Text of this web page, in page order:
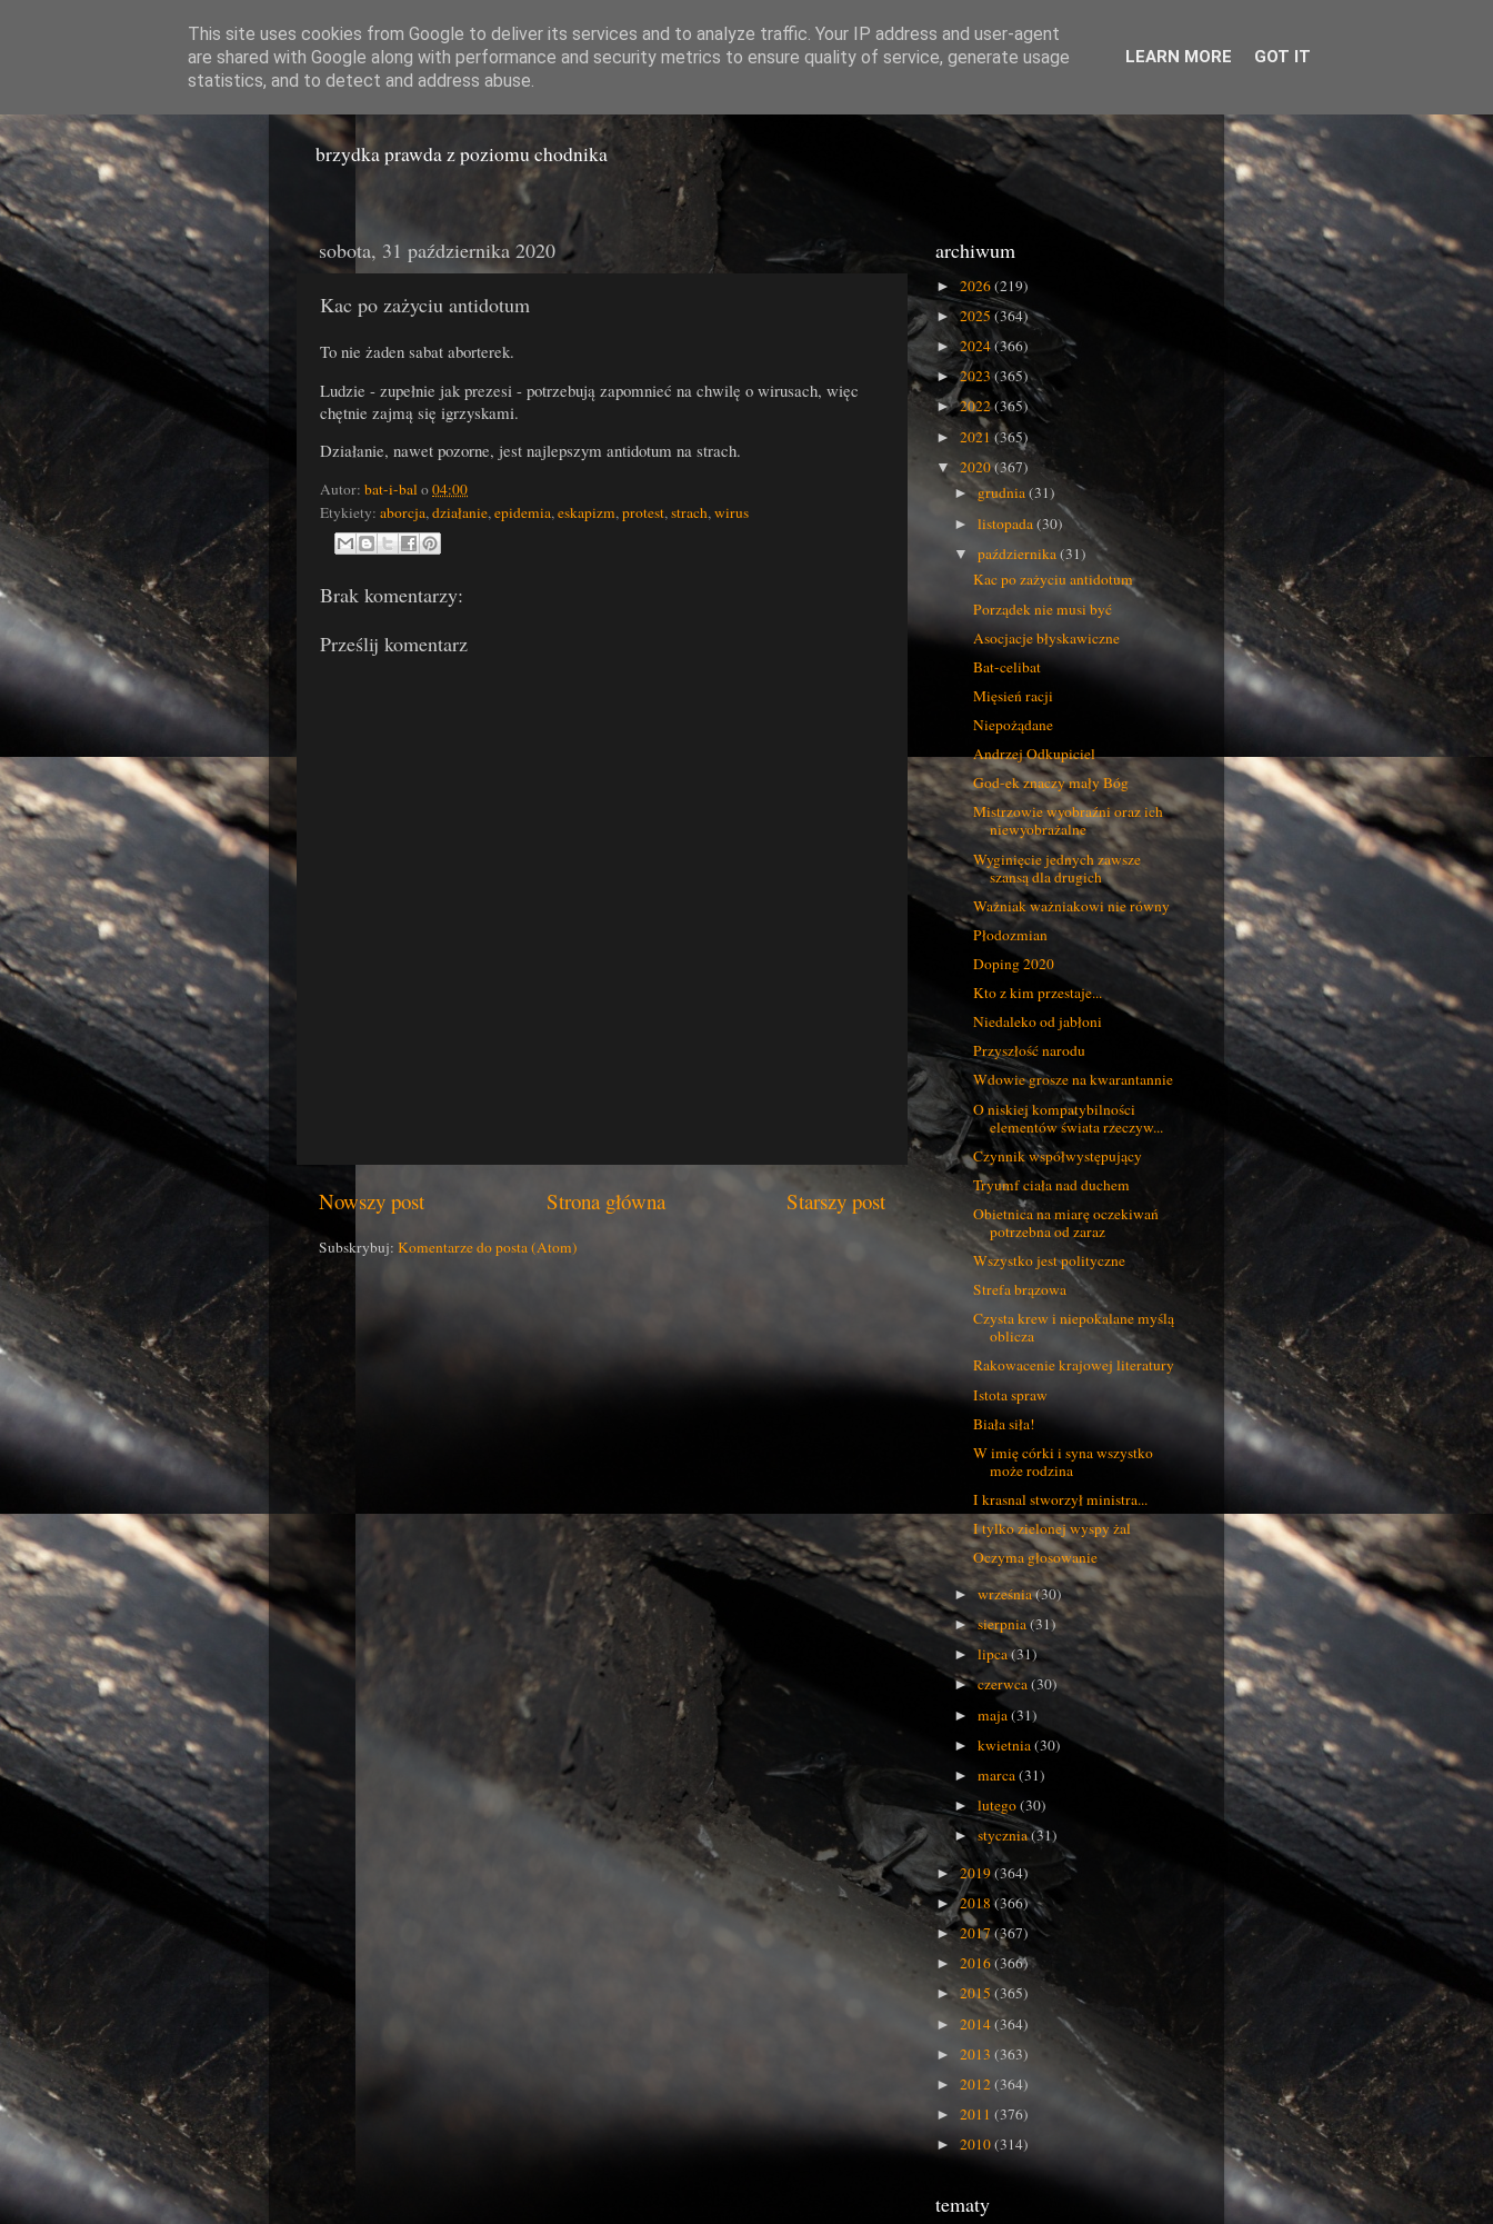
Miasto Gówna
brzydka prawda z poziomu chodnika
sobota, 31 października 2020
Kac po zażyciu antidotum
To nie żaden sabat aborterek.
Ludzie - zupełnie jak prezesi - potrzebują zapomnieć na chwilę o wirusach, więc
chętnie zajmą się igrzyskami.
Działanie, nawet pozorne, jest najlepszym antidotum na strach.
Autor: bat-i-balo04:00
Etykiety: aborcja,działanie,epidemia,eskapizm,protest,strach,wirus
Brak komentarzy:
Prześlij komentarz
Nowszy post Starszy post
Strona główna
Subskrybuj: Komentarze do posta (Atom)
archiwum
► 2026(219)
►2025(364)
► 2024(366)
►2023(365)
►2022(365)
► 2021(365)
▼ 2020(367)
► grudnia(31)
►listopada(30)
▼października(31)
Kac po zażyciu antidotum
Porządek nie musi być
Asocjacje błyskawiczne
Bat-celibat
Mięsień racji
Niepożądane
Andrzej Odkupiciel
God-ek znaczy mały Bóg
Mistrzowie wyobraźni oraz ich
niewyobrażalne
Wyginięcie jednych zawsze
szansą dla drugich
Ważniak ważniakowi nie równy
Płodozmian
Doping 2020
Kto z kim przestaje...
Niedaleko od jabłoni
Przyszłość narodu
Wdowie grosze na kwarantannie
O niskiej kompatybilności
elementów świata rzeczyw...
Czynnik współwystępujący
Tryumf ciała nad duchem
Obietnica na miarę oczekiwań
potrzebna od zaraz
Wszystko jest polityczne
Strefa brązowa
Czysta krew i niepokalane myślą
oblicza
Rakowacenie krajowej literatury
Istota spraw
Biała siła!
W imię córki i syna wszystko
może rodzina
I krasnal stworzył ministra...
I tylko zielonej wyspy żal
Oczyma głosowanie
►września(30)
►sierpnia(31)
►lipca(31)
►czerwca(30)
►maja(31)
►kwietnia(30)
►marca(31)
►lutego(30)
►stycznia(31)
► 2019(364)
►2018(366)
►2017(367)
► 2016(366)
► 2015 (365)
► 2014(364)
► 2013 (363)
► 2012(364)
► 2011 (376)
► 2010(314)
tematy
This site uses cookies from Google to deliver its services and to analyze traffic. Your IP address and user-agent
are shared with Google along with performance and security metrics to ensure quality of service, generate usage
statistics, and to detect and address abuse.
LEARN MORE GOT IT